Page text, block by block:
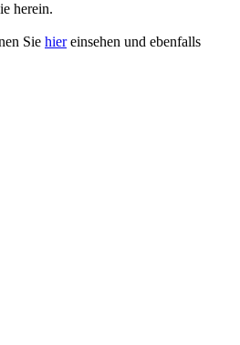
herein.
Sie hiereinsehen und ebenfalls